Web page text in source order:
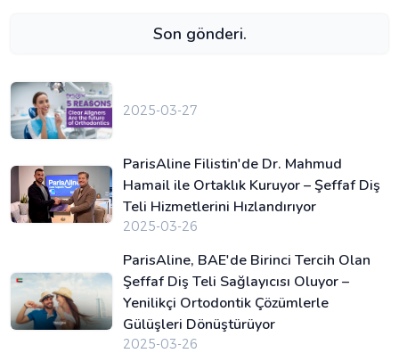
Son gönderi.
2025-03-27
ParisAline Filistin'de Dr. Mahmud
Hamail ile Ortaklık Kuruyor – Şeffaf Diş
Teli Hizmetlerini Hızlandırıyor
2025-03-26
ParisAline, BAE'de Birinci Tercih Olan
Şeffaf Diş Teli Sağlayıcısı Oluyor –
Yenilikçi Ortodontik Çözümlerle
Gülüşleri Dönüştürüyor
2025-03-26